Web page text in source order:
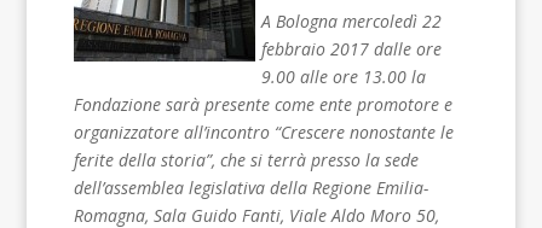
A Bologna mercoledì 22
febbraio 2017 dalle ore
9.00 alle ore 13.00 la
Fondazione sarà presente come ente promotore e
organizzatore all’incontro “Crescere nonostante le
ferite della storia”, che si terrà presso la sede
dell’assemblea legislativa della Regione Emilia-
Romagna, Sala Guido Fanti, Viale Aldo Moro 50,